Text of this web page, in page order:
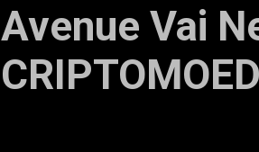
Avenue Vai